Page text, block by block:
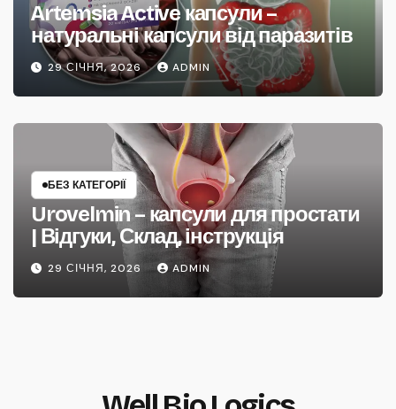
Artemsia Active капсули –
натуральні капсули від паразитів
29 СІЧНЯ, 2026 ADMIN
БЕЗ КАТЕГОРІЇ
Urovelmin – капсули для простати
| Відгуки, Склад, інструкція
29 СІЧНЯ, 2026 ADMIN